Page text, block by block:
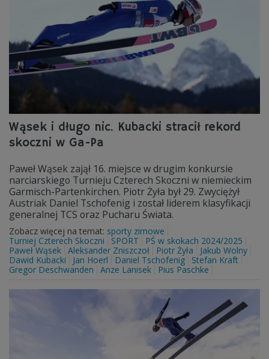
Wąsek i długo nic. Kubacki stracił rekord
skoczni w Ga-Pa
Paweł Wąsek zajął 16. miejsce w drugim konkursie
narciarskiego Turnieju Czterech Skoczni w niemieckim
Garmisch-Partenkirchen. Piotr Żyła był 29. Zwyciężył
Austriak Daniel Tschofenig i został liderem klasyfikacji
generalnej TCS oraz Pucharu Świata.
Zobacz więcej na temat: sporty zimowe
Turniej Czterech Skoczni
SPORT
PŚ w skokach 2024/2025
Paweł Wąsek Aleksander Zniszczoł Piotr Żyła
Jakub Wolny
Dawid Kubacki
Jan Hoerl Daniel Tschofenig
Stefan Kraft
Gregor Deschwanden
Anze Lanisek Pius Paschke